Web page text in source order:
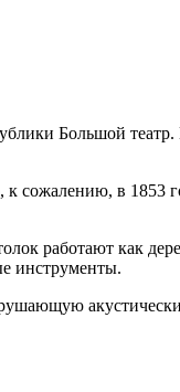
Большой
сожалению, в 1853
работают как
инструменты.